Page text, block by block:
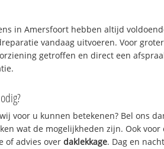
in Amersfoort hebben altijd
vandaag uitvoeren. Voor
getroffen en direct een
voor u kunnen betekenen? Bel ons
wat de mogelijkheden zijn. Ook voor
of advies overdaklekkage. Dag en